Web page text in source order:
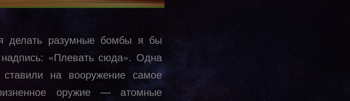
делать разумные бомбы я бы
«Плевать сюда». Одна
на вооружение самое
оружие — атомные